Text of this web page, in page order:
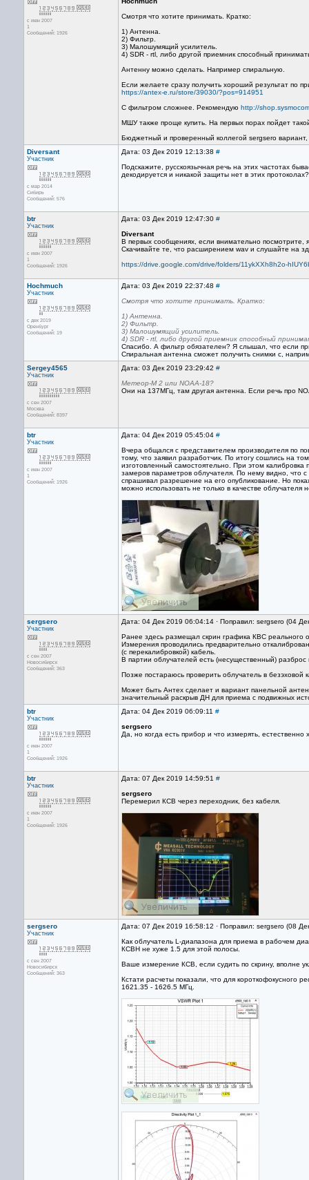
с июн 2007
1
Сообщений: 1926
Смотря что хотите принимать. Кратко:
1) Антенна.
2) Фильтр.
3) Малошумящий усилитель.
4) SDR - rtl, либо другой приемник способный
Антенну можно сделать. Например спиральную.
Если желаете сразу получить хороший результат по
https://antex-e.ru/store/39030/?pos=914951
С фильтром сложнее. Рекомендую http://
МШУ также проще купить. На первых порах пойдет
Бюджетный и проверенный коллегой sergsero
Diversant
Участник
с мар 2014
Сибирь
Сообщений: 576
Дата: 03 Дек 2019 12:13:38 #
Подскажите, русскоязычная речь на этих частотах
декодируется и никакой защиты нет в этих протоколах?
btr
Участник
с июн 2007
1
Сообщений: 1926
Дата: 03 Дек 2019 12:47:30 #
Diversant
В первых сообщениях, если внимательно посмотрите,
Скачивайте те, что расширением wav и слушайте на
https://drive.google.com/drive/folders/11ykXXh8h2o-
Hochmuch
Участник
с дек 2019
Оренбург
Сообщений: 19
Дата: 03 Дек 2019 22:37:48 #
Смотря что хотите принимать. Кратко:
1) Антенна.
2) Фильтр.
3) Малошумящий усилитель.
4) SDR - rtl, либо другой приемник способный
Спасибо. А фильтр обязателен? Я слышал, что если
Спиральная антенна сможет получить снимки с,
Sergey4565
Участник
с сен 2007
Москва
Сообщений: 8397
Дата: 03 Дек 2019 23:29:42 #
Метеор-М 2 или NOAA-18?
Они на 137МГц, там другая антенна. Если речь про
btr
Участник
с июн 2007
1
Сообщений: 1926
Дата: 04 Дек 2019 05:45:04 #
Вчера общался с представителем производителя по
тому, что заявил разработчик. По итогу сошлись на
изготовленный самостоятельно. При этом
замеров параметров облучателя. По нему видно, что
спрашивал разрешение на его опубликование. Но
можно использовать не только в качестве
sergsero
Участник
с сен 2007
Новосибирск
Сообщений: 363
Дата: 04 Дек 2019 06:04:14 · Поправил: sergsero (04
Ранее здесь размещал скрин графика КВС реального
Измерения проводились предварительно
(с перекалибровкой) кабель.
В партии облучателей есть (несущественный)
Позже постараюсь проверить облучатель в
Может быть Антех сделает и вариант панельной
значительный раскрыв ДН для приема с подвижных
btr
Участник
с июн 2007
1
Сообщений: 1926
Дата: 04 Дек 2019 06:09:11 #
sergsero
Да, но когда есть прибор и что измерять, естественно
btr
Участник
с июн 2007
1
Сообщений: 1926
Дата: 07 Дек 2019 14:59:51 #
sergsero
Перемерил КСВ через переходник, без кабеля.
sergsero
Участник
с сен 2007
Новосибирск
Сообщений: 363
Дата: 07 Дек 2019 16:58:12 · Поправил: sergsero (08
Как облучатель L-диапазона для приема в рабочем
КСВН не хуже 1.5 для этой полосы.
Ваше измерение КСВ, если судить по скрину, вполне
Кстати расчеты показали, что для короткофокусного
1621.35 - 1626.5 МГц.